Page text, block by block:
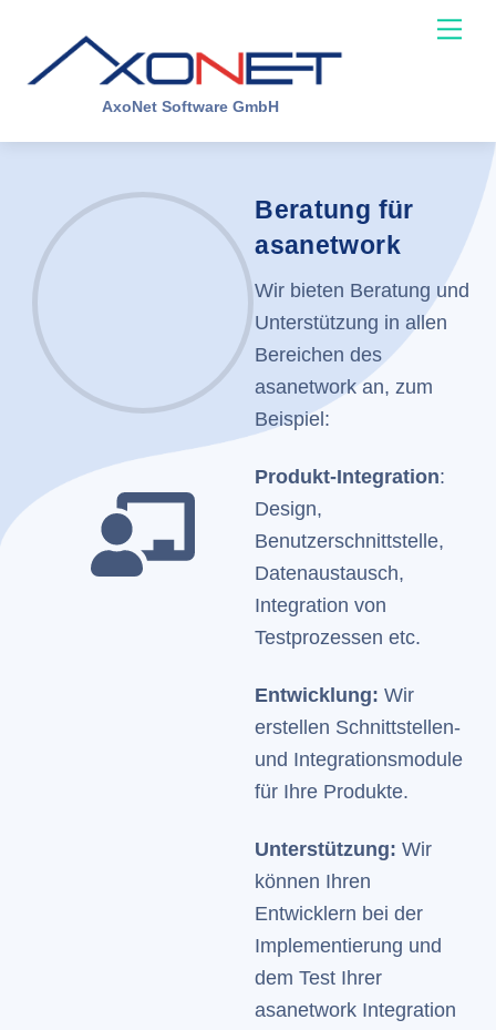
content
AxoNet Software GmbH
Beratung für
asanetwork
Wir bieten Beratung und
Unterstützung in allen
Bereichen des
asanetwork an, zum
Beispiel:
Produkt-Integration:
Design,
Benutzerschnittstelle,
Datenaustausch,
Integration von
Testprozessen etc.
Entwicklung: Wir
erstellen Schnittstellen-
und Integrationsmodule
für Ihre Produkte.
Unterstützung: Wir
können Ihren
Entwicklern bei der
Implementierung und
dem Test Ihrer
asanetwork Integration